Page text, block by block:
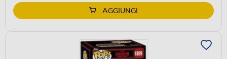
AGGIUNGI